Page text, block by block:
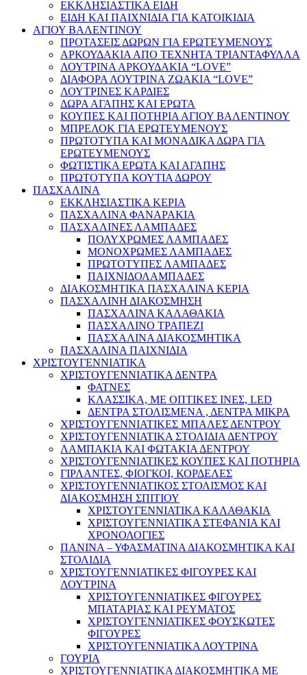
ΕΚΚΛΗΣΙΑΣΤΙΚΑ ΕΙΔΗ
ΕΙΔΗ ΚΑΙ ΠΑΙΧΝΙΔΙΑ ΓΙΑ ΚΑΤΟΙΚΙΔΙΑ
ΑΓΙΟΥ ΒΑΛΕΝΤΙΝΟΥ
ΠΡΟΤΑΣΕΙΣ ΔΩΡΩΝ ΓΙΑ ΕΡΩΤΕΥΜΕΝΟΥΣ
ΑΡΚΟΥΔΑΚΙΑ ΑΠΟ ΤΕΧΝΗΤΑ ΤΡΙΑΝΤΑΦΥΛΛΑ
ΛΟΥΤΡΙΝΑ ΑΡΚΟΥΔΑΚΙΑ “LOVE”
ΔΙΑΦΟΡΑ ΛΟΥΤΡΙΝΑ ΖΩΑΚΙΑ “LOVE”
ΛΟΥΤΡΙΝΕΣ ΚΑΡΔΙΕΣ
ΔΩΡΑ ΑΓΑΠΗΣ ΚΑΙ ΕΡΩΤΑ
ΚΟΥΠΕΣ ΚΑΙ ΠΟΤΗΡΙΑ ΑΓΙΟΥ ΒΑΛΕΝΤΙΝΟΥ
ΜΠΡΕΛΟΚ ΓΙΑ ΕΡΩΤΕΥΜΕΝΟΥΣ
ΠΡΩΤΟΤΥΠΑ ΚΑΙ ΜΟΝΑΔΙΚΑ ΔΩΡΑ ΓΙΑ
ΕΡΩΤΕΥΜΕΝΟΥΣ
ΦΩΤΙΣΤΙΚΑ ΕΡΩΤΑ ΚΑΙ ΑΓΑΠΗΣ
ΠΡΩΤΟΤΥΠΑ ΚΟΥΤΙΑ ΔΩΡΟΥ
ΠΑΣΧΑΛΙΝΑ
ΕΚΚΛΗΣΙΑΣΤΙΚΑ ΚΕΡΙΑ
ΠΑΣΧΑΛΙΝΑ ΦΑΝΑΡΑΚΙΑ
ΠΑΣΧΑΛΙΝΕΣ ΛΑΜΠΑΔΕΣ
ΠΟΛΥΧΡΩΜΕΣ ΛΑΜΠΑΔΕΣ
ΜΟΝΟΧΡΩΜΕΣ ΛΑΜΠΑΔΕΣ
ΠΡΩΤΟΤΥΠΕΣ ΛΑΜΠΑΔΕΣ
ΠΑΙΧΝΙΔΟΛΑΜΠΑΔΕΣ
ΔΙΑΚΟΣΜΗΤΙΚΑ ΠΑΣΧΑΛΙΝΑ ΚΕΡΙΑ
ΠΑΣΧΑΛΙΝΗ ΔΙΑΚΟΣΜΗΣΗ
ΠΑΣΧΑΛΙΝΑ ΚΑΛΑΘΑΚΙΑ
ΠΑΣΧΑΛΙΝΟ ΤΡΑΠΕΖΙ
ΠΑΣΧΑΛΙΝΑ ΔΙΑΚΟΣΜΗΤΙΚΑ
ΠΑΣΧΑΛΙΝΑ ΠΑΙΧΝΙΔΙΑ
ΧΡΙΣΤΟΥΓΕΝΝΙΑΤΙΚΑ
ΧΡΙΣΤΟΥΓΕΝΝΙΑΤΙΚΑ ΔΕΝΤΡΑ
ΦΑΤΝΕΣ
ΚΛΑΣΣΙΚΑ, ΜΕ ΟΠΤΙΚΕΣ ΙΝΕΣ, LED
ΔΕΝΤΡΑ ΣΤΟΛΙΣΜΕΝΑ , ΔΕΝΤΡΑ ΜΙΚΡΑ
ΧΡΙΣΤΟΥΓΕΝΝΙΑΤΙΚΕΣ ΜΠΑΛΕΣ ΔΕΝΤΡΟΥ
ΧΡΙΣΤΟΥΓΕΝΝΙΑΤΙΚΑ ΣΤΟΛΙΔΙΑ ΔΕΝΤΡΟΥ
ΛΑΜΠΑΚΙΑ ΚΑΙ ΦΩΤΑΚΙΑ ΔΕΝΤΡΟΥ
ΧΡΙΣΤΟΥΓΕΝΝΙΑΤΙΚΕΣ ΚΟΥΠΕΣ ΚΑΙ ΠΟΤΗΡΙΑ
ΓΙΡΛΑΝΤΕΣ, ΦΙΟΓΚΟΙ, ΚΟΡΔΕΛΕΣ
ΧΡΙΣΤΟΥΓΕΝΝΙΑΤΙΚΟΣ ΣΤΟΛΙΣΜΟΣ ΚΑΙ
ΔΙΑΚΟΣΜΗΣΗ ΣΠΙΤΙΟΥ
ΧΡΙΣΤΟΥΓΕΝΝΙΑΤΙΚΑ ΚΑΛΑΘΑΚΙΑ
ΧΡΙΣΤΟΥΓΕΝΝΙΑΤΙΚΑ ΣΤΕΦΑΝΙΑ ΚΑΙ
ΧΡΟΝΟΛΟΓΙΕΣ
ΠΑΝΙΝΑ – ΥΦΑΣΜΑΤΙΝΑ ΔΙΑΚΟΣΜΗΤΙΚΑ ΚΑΙ
ΣΤΟΛΙΔΙΑ
ΧΡΙΣΤΟΥΓΕΝΝΙΑΤΙΚΕΣ ΦΙΓΟΥΡΕΣ ΚΑΙ
ΛΟΥΤΡΙΝΑ
ΧΡΙΣΤΟΥΓΕΝΝΙΑΤΙΚΕΣ ΦΙΓΟΥΡΕΣ
ΜΠΑΤΑΡΙΑΣ ΚΑΙ ΡΕΥΜΑΤΟΣ
ΧΡΙΣΤΟΥΓΕΝΝΙΑΤΙΚΕΣ ΦΟΥΣΚΩΤΕΣ
ΦΙΓΟΥΡΕΣ
ΧΡΙΣΤΟΥΓΕΝΝΙΑΤΙΚΑ ΛΟΥΤΡΙΝΑ
ΓΟΥΡΙΑ
ΧΡΙΣΤΟΥΓΕΝΝΙΑΤΙΚΑ ΔΙΑΚΟΣΜΗΤΙΚΑ ΜΕ